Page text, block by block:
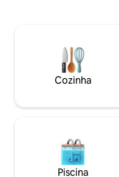
onde o tempo para.
jarra de cerâmica US$
manhã para dois US$
estimação US$ 15.000)
Cozinha
Piscina